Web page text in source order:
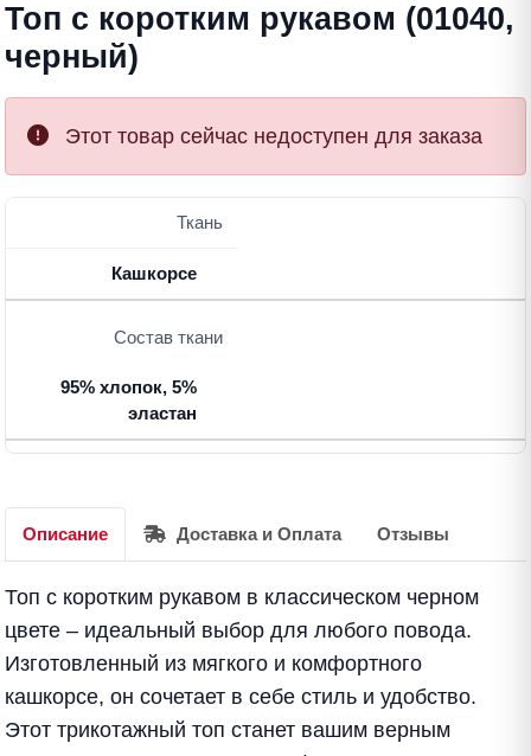
Топ с коротким рукавом (01040,
черный)
Этот товар сейчас недоступен для заказа
Ткань
Кашкорсе
Состав ткани
95% хлопок, 5%
эластан
Описание Доставка и Оплата Отзывы
Топ с коротким рукавом в классическом черном
цвете – идеальный выбор для любого повода.
Изготовленный из мягкого и комфортного
кашкорсе, он сочетает в себе стиль и удобство.
Этот трикотажный топ станет вашим верным